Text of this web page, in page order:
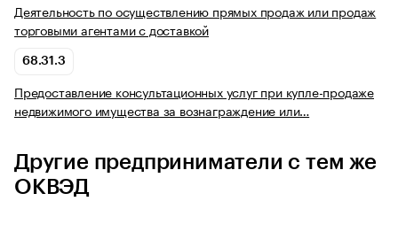
Деятельность по осуществлению прямых продаж или продаж
торговыми агентами с доставкой
68.31.3
Предоставление консультационных услуг при купле-продаже
недвижимого имущества за вознаграждение или…
Другие предприниматели с тем же
ОКВЭД